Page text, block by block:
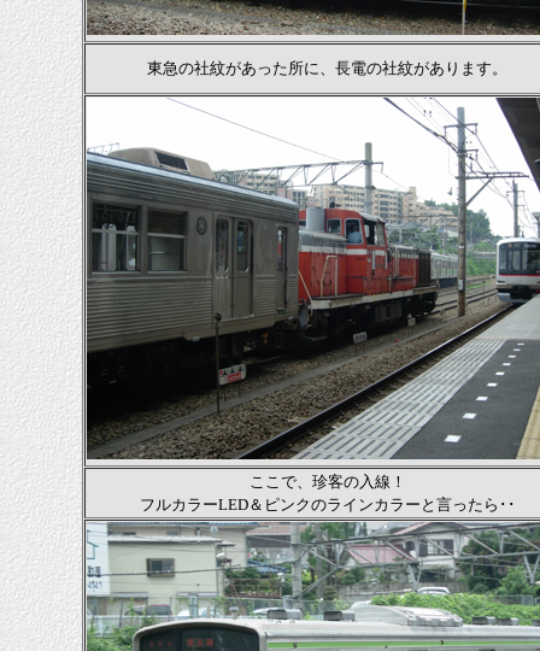
東急の社紋があった所に、長電の社紋があります。
ここで、珍客の入線！
フルカラーLED＆ピンクのラインカラーと言ったら･･